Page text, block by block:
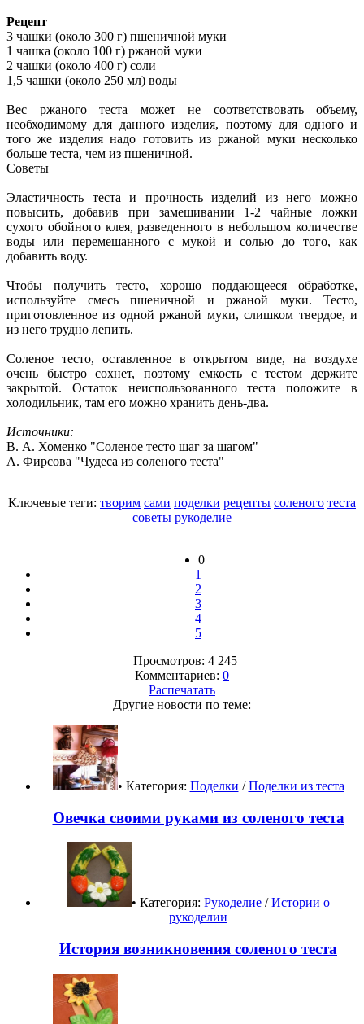
Рецепт
3 чашки (около 300 г) пшеничной муки
1 чашка (около 100 г) ржаной муки
2 чашки (около 400 г) соли
1,5 чашки (около 250 мл) воды
Вес ржаного теста может не соответствовать объему,
необходимому для данного изделия, поэтому для одного и
того же изделия надо готовить из ржаной муки несколько
больше теста, чем из пшеничной.
Советы
Эластичность теста и прочность изделий из него можно
повысить, добавив при замешивании 1-2 чайные ложки
сухого обойного клея, разведенного в небольшом количестве
воды или перемешанного с мукой и солью до того, как
добавить воду.
Чтобы получить тесто, хорошо поддающееся обработке,
используйте смесь пшеничной и ржаной муки. Тесто,
приготовленное из одной ржаной муки, слишком твердое, и
из него трудно лепить.
Соленое тесто, оставленное в открытом виде, на воздухе
очень быстро сохнет, поэтому емкость с тестом держите
закрытой. Остаток неиспользованного теста положите в
холодильник, там его можно хранить день-два.
Источники:
В. А. Хоменко "Соленое тесто шаг за шагом"
А. Фирсова "Чудеса из соленого теста"
Ключевые теги: творим сами поделки рецепты соленого теста
советы рукоделие
0
1
2
3
4
5
Просмотров: 4 245
Комментариев: 0
Распечатать
Другие новости по теме:
• Категория: Поделки /Поделки из теста
Овечка своими руками из соленого теста
• Категория: Рукоделие /Истории о
рукоделии
История возникновения соленого теста